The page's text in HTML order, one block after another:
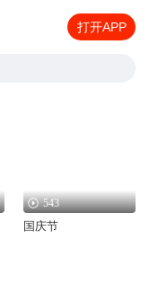
打开APP
543
国庆节